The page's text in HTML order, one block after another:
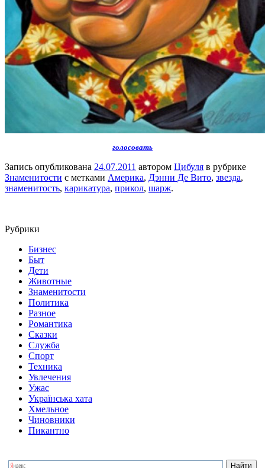
голосовать
Запись опубликована 24.07.2011 автором Цибуля в рубрике
Знаменитости с метками Америка, Дэнни Де Вито, звезда,
знаменитость, карикатура, прикол, шарж.
Рубрики
Бизнес
Быт
Дети
Животные
Знаменитости
Политика
Разное
Романтика
Сказки
Служба
Спорт
Техника
Увлечения
Ужас
Українська хата
Хмельное
Чиновники
Пикантно